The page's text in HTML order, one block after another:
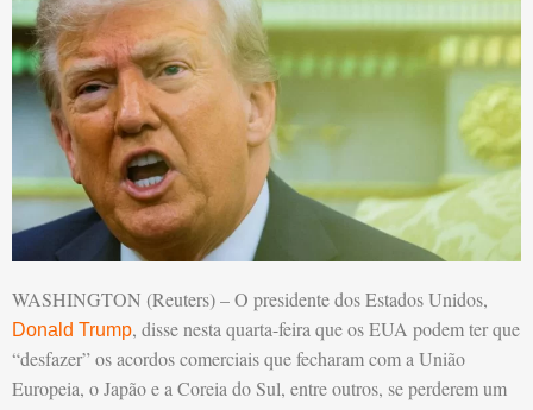
WASHINGTON (Reuters) – O presidente dos Estados Unidos,
Donald Trump, disse nesta quarta-feira que os EUA podem ter que
“desfazer” os acordos comerciais que fecharam com a União
Europeia, o Japão e a Coreia do Sul, entre outros, se perderem um